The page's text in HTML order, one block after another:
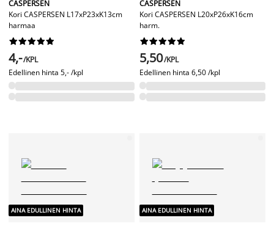
CASPERSEN
Kori CASPERSEN L17xP23xK13cm
harmaa






4,-/KPL
Edellinen hinta 5,- /kpl
CASPERSEN
Kori CASPERSEN L20xP26xK16cm
harm.






5,50/KPL
Edellinen hinta 6,50 /kpl
AINA EDULLINEN HINTA AINA EDULLINEN HINTA